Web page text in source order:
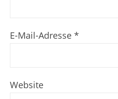
E-Mail-Adresse *
Website